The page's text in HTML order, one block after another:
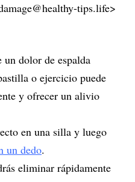
tips.life>
un dolor de espalda
o ejercicio puede
y ofrecer un alivio
en una silla y luego
un dedo.
eliminar rápidamente